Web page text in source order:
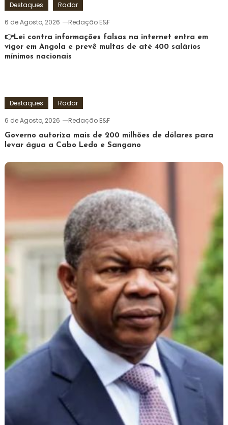
Destaques
Radar
6 de Agosto, 2026
Redação E&F
👉Lei contra informações falsas na internet entra em
vigor em Angola e prevê multas de até 400 salários
mínimos nacionais
Destaques
Radar
6 de Agosto, 2026
Redação E&F
Governo autoriza mais de 200 milhões de dólares para
levar água a Cabo Ledo e Sangano